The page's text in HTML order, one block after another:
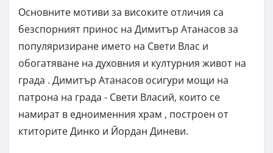
Основните мотиви за високите отличия са
безспорният принос на Димитър Атанасов за
популяризиране името на Свети Влас и
обогатяване на духовния и културния живот на
града . Димитър Атанасов осигури мощи на
патрона на града - Свети Власий, които се
намират в едноименния храм , построен от
ктиторите Динко и Йордан Диневи.